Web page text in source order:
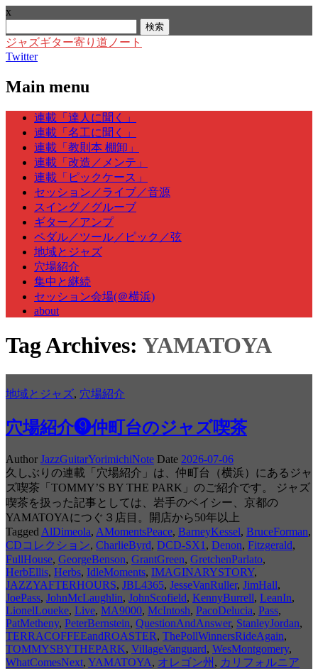
x
索:
ジャズギター寄り道ノート
Twitter
Main menu
Skip
content
連載「達人に聞く」
連載「名工に聞く」
連載「教則本 棚卸」
連載「改造／メンテ」
連載「ピックケース」
セッション／ライブ／音源
スイング／グルーブ
ギター／アンプ
ペダル／ツール／ピック／弦
地域とジャズ
穴場紹介
集中と継続
セッション会場(＠横浜)
about
Tag Archives: YAMATOYA
地域とジャズ, 穴場紹介
穴場紹介❾仲町台のジャズ喫茶
Author JazzGuitarYorimichiNote Date 2026-07-06
久しぶりの連載「穴場紹介」は、仲町台（横浜）にあるジャ
ズ喫茶「TOMMY’S BY THE PARK」のご紹介です。 ジャズ
喫茶を扱った記事としては、岩手のベイシー、京都の
YAMATOYAにつぐ３店目。開店から50年以上
Tagged AlDimeola, AMomentsPeace, BarneyKessel, BruceForman,
CDコレクション, CharlieByrd, DCD-SX1 , Denon, Fitzgerald,
FullHouse, GeorgeBenson, GrantGreen, GretchenParlato,
HerbEllis, Herbs, IdleMoments, IMAGINARYSTORY,
JAZZYAFTERHOURS, JBL4365, JesseVanRuller, JimHall,
JoePass, JohnMcLaughlin, JohnScofield, KennyBurrell, LeanIn,
LionelLoueke, Live, MA9000, McIntosh, PacoDelucia, Pass,
PatMetheny, PeterBernstein, QuestionAndAnswer, StanleyJordan,
TERRACOFFEEandROASTER, ThePollWinnersRideAgain,
TOMMYSBYTHEPARK, VillageVanguard, WesMontgomery,
WhatComesNext, YAMATOYA, オレゴン州 , カリフォルニア